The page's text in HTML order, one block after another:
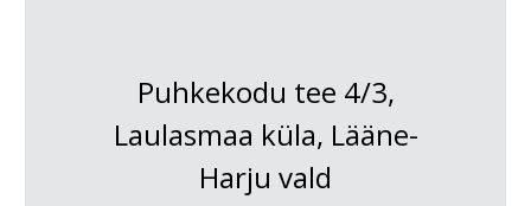
Puhkekodu tee 4/3,
Laulasmaa küla, Lääne-
Harju vald